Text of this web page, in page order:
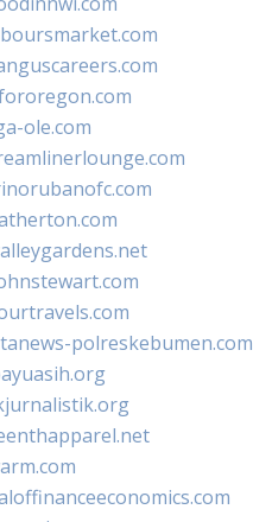
ole.com
polreskebumen.com